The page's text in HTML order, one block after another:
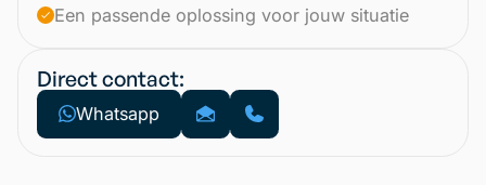
Een passende oplossing voor jouw situatie
Direct contact:
Whatsapp